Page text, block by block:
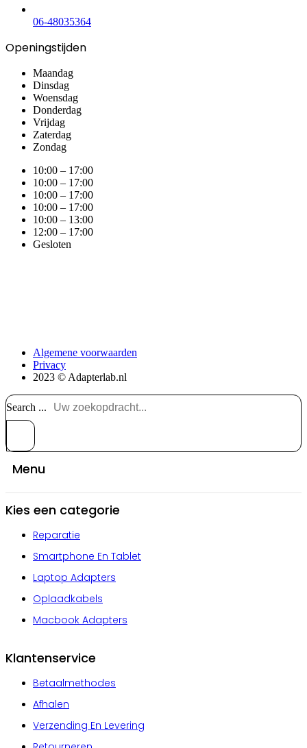
06-48035364
Openingstijden
Maandag
Dinsdag
Woensdag
Donderdag
Vrijdag
Zaterdag
Zondag
10:00 – 17:00
10:00 – 17:00
10:00 – 17:00
10:00 – 17:00
10:00 – 13:00
12:00 – 17:00
Gesloten
Algemene voorwaarden
Privacy
2023 © Adapterlab.nl
Search ...
Menu
Kies een categorie
Reparatie
Smartphone En Tablet
Laptop Adapters
Oplaadkabels
Macbook Adapters
Klantenservice
Betaalmethodes
Afhalen
Verzending En Levering